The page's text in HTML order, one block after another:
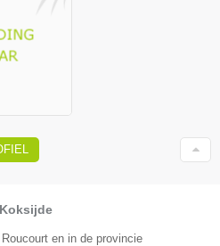
en in de provincie